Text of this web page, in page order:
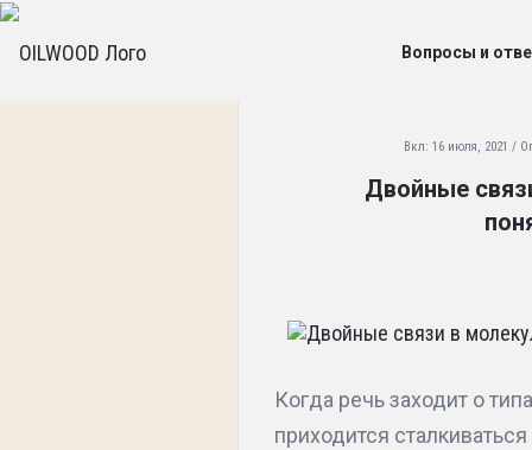
Вопросы и
O
O
Вкл: 16 июля, 2021
Двойные
Когда речь заходит о
приходится